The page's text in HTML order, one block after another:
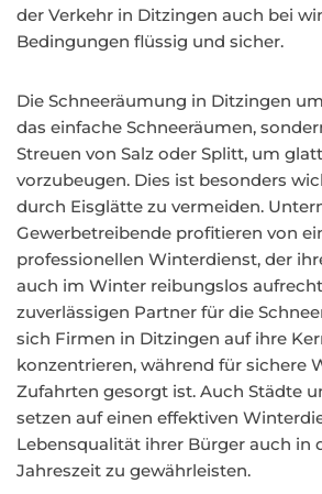
der Verkehr in Ditzingen auch bei
Bedingungen flüssig und sicher.
Die Schneeräumung in Ditzingen
das einfache Schneeräumen,
Streuen von Salz oder Splitt, um
vorzubeugen. Dies ist besonders
durch Eisglätte zu vermeiden.
Gewerbetreibende profitieren von
professionellen Winterdienst, der
auch im Winter reibungslos
zuverlässigen Partner für die
sich Firmen in Ditzingen auf ihre
konzentrieren, während für sichere
Zufahrten gesorgt ist. Auch Städte
setzen auf einen effektiven
Lebensqualität ihrer Bürger auch in
Jahreszeit zu gewährleisten.